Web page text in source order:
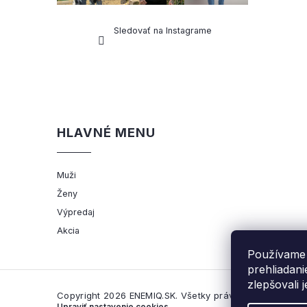
zlepšovali
Sledovať na Instagrame
HLAVNÉ MENU
Muži
Ženy
Výpredaj
Akcia
Copyright 2026 ENEMIQ.SK. Všetky práva vyhradené.